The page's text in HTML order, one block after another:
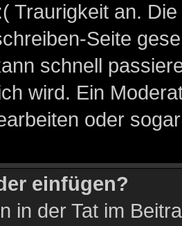
Traurigkeit an.
Seite
schnell
wird. Ein
oder
einfügen?
in der Tat im